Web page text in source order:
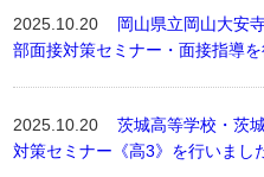
2025.10.20 岡山県立岡山大安
部面接対策セミナー・面接指導を
2025.10.20茨城高等学校・茨
対策セミナー《高3》を行いまし